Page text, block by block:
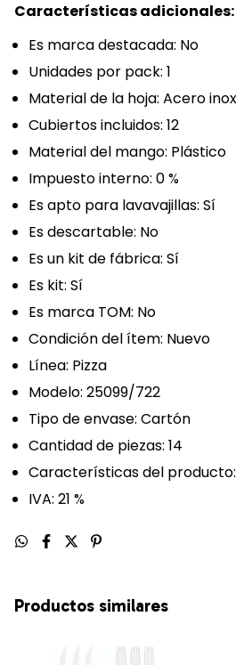
Características adicionales:
Es marca destacada: No
Unidades por pack: 1
Material de la hoja: Acero
Cubiertos incluidos: 12
Material del mango: Plástico
Impuesto interno: 0 %
Es apto para lavavajillas: Sí
Es descartable: No
Es un kit de fábrica: Sí
Es kit: Sí
Es marca TOM: No
Condición del ítem: Nuevo
Línea: Pizza
Modelo: 25099/722
Tipo de envase: Cartón
Cantidad de piezas: 14
Características del
IVA: 21 %
Productos similares